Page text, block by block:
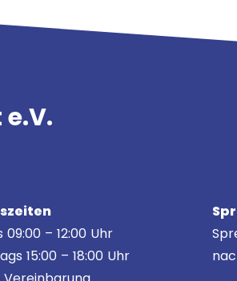
09:00 – 12:00 Uhr
15:00 – 18:00 Uhr